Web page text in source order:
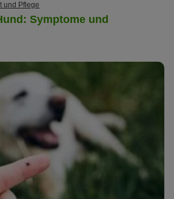
und Pflege
Symptome und